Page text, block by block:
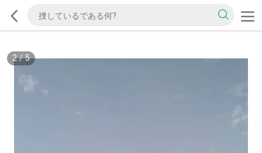
2/5